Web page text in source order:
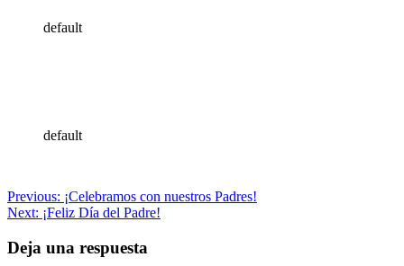
default
default
Navegación
de
entradas
Previous: ¡Celebramos con nuestros Padres!
Next: ¡Feliz Día del Padre!
Deja una respuesta